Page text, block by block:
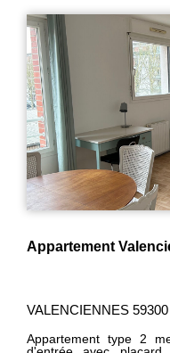
Appartement
VALENCIENNES 59300
Appartement type 2